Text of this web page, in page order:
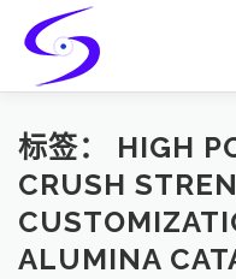
content
HOME PRODUCTS
CATALYST-SUPPORT
标签： HIGH
CRUSH
ALUMINA